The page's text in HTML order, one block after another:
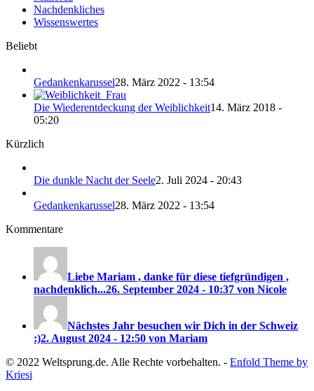
Nachdenkliches
Wissenswertes
Beliebt
Gedankenkarussel28. März 2022 - 13:54
Die Wiederentdeckung der Weiblichkeit14. März 2018 -
05:20
Kürzlich
Die dunkle Nacht der Seele2. Juli 2024 - 20:43
Gedankenkarussel28. März 2022 - 13:54
Kommentare
Liebe Mariam , danke für diese tiefgründigen ,
nachdenklich...26. September 2024 - 10:37 von Nicole
Nächstes Jahr besuchen wir Dich in der Schweiz
:)2. August 2024 - 12:50 von Mariam
© 2022 Weltsprung.de. Alle Rechte vorbehalten. - Enfold Theme by
Kriesi